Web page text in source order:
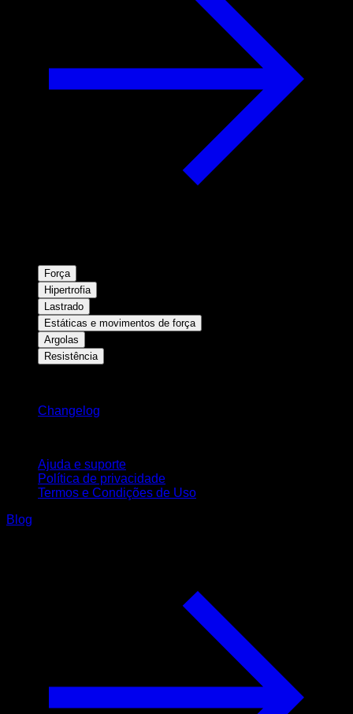
Força
Hipertrofia
Lastrado
Estáticas e movimentos de força
Argolas
Resistência
Changelog
Ajuda e suporte
Política de privacidade
Termos e Condições de Uso
Blog